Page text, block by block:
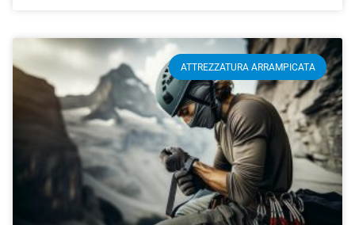
ATTREZZATURA ARRAMPICATA